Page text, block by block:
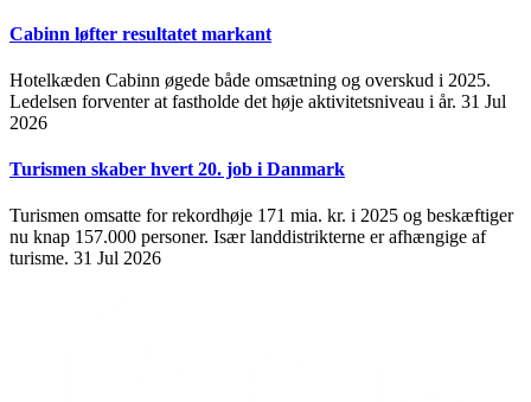
Cabinn løfter resultatet markant
Hotelkæden Cabinn øgede både omsætning og overskud i 2025.
Ledelsen forventer at fastholde det høje aktivitetsniveau i år. 31 Jul
2026
Turismen skaber hvert 20. job i Danmark
Turismen omsatte for rekordhøje 171 mia. kr. i 2025 og beskæftiger
nu knap 157.000 personer. Især landdistrikterne er afhængige af
turisme. 31 Jul 2026